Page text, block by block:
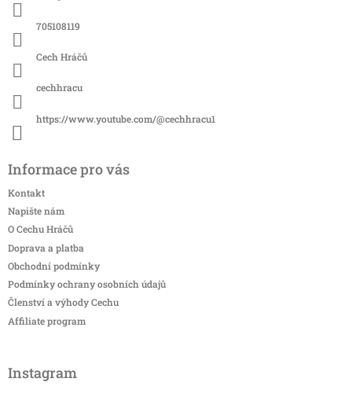
705108119
Cech Hráčů
cechhracu
https://www.youtube.com/@cechhracu1
Informace pro vás
Kontakt
Napište nám
O Cechu Hráčů
Doprava a platba
Obchodní podmínky
Podmínky ochrany osobních údajů
Členství a výhody Cechu
Affiliate program
Instagram